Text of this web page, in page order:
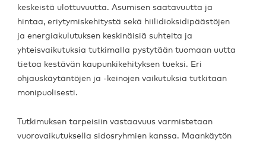
keskeistä ulottuvuutta. Asumisen saatavuutta ja
hintaa, eriytymiskehitystä sekä hiilidioksidipäästöjen
ja energiakulutuksen keskinäisiä suhteita ja
yhteisvaikutuksia tutkimalla pystytään tuomaan uutta
tietoa kestävän kaupunkikehityksen tueksi. Eri
ohjauskäytäntöjen ja -keinojen vaikutuksia tutkitaan
monipuolisesti.
Tutkimuksen tarpeisiin vastaavuus varmistetaan
vuorovaikutuksella sidosryhmien kanssa. Maankäytön